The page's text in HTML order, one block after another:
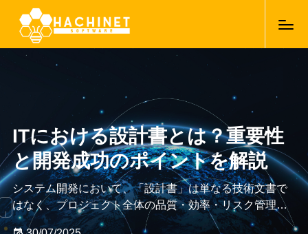
ITにおける設計書とは？重要性
と開発成功のポイントを解説
システム開発において、「設計書」は単なる技術文書で
はなく、プロジェクト全体の品質・効率・リスク管理を
左右する極めて重要なドキュメントです。特に複数人・
多職種が関わる現代の開発環境では、認識のズレを防
30/07/2025